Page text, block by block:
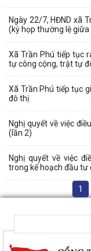
Ngày 22/7, HĐND xã
(kỳ họp thường lệ
Xã Trần Phú tiếp tục
tự công cộng, trật tự
Xã Trần Phú tiếp tục
đô thị
Nghị quyết về việc
(lần 2)
Nghị quyết về việc
trong kế hoạch đầu tư
1